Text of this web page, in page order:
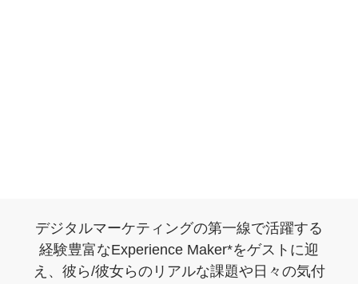
デジタルマーケティングの第一線で活躍する
経験豊富なExperience Maker*をゲストに迎
え、彼ら/彼女らのリアルな課題や日々の気付